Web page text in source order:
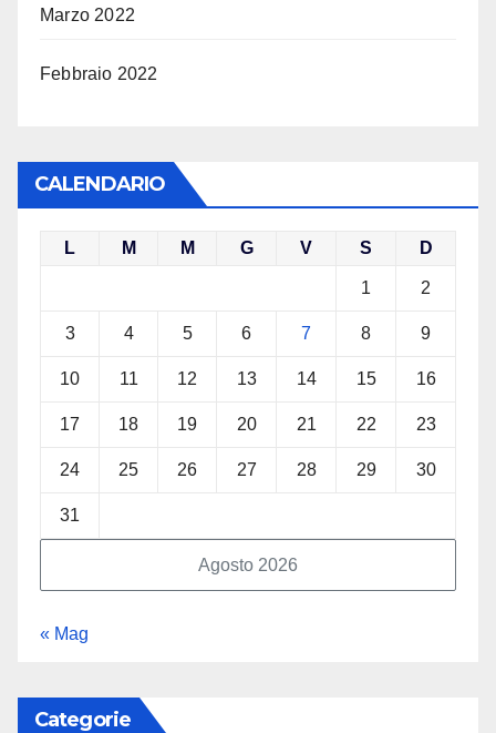
Marzo 2022
Febbraio 2022
CALENDARIO
Agosto 2026
L M M G V S D
1 2
3 4 5 6 7 8 9
10 11 12 13 14 15 16
17 18 19 20 21 22 23
24 25 26 27 28 29 30
31
« Mag
Categorie